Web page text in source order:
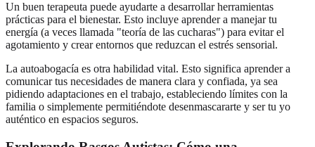
Un buen terapeuta puede ayudarte a desarrollar herramientas
prácticas para el bienestar. Esto incluye aprender a manejar tu
energía (a veces llamada "teoría de las cucharas") para evitar el
agotamiento y crear entornos que reduzcan el estrés sensorial.
La autoabogacía es otra habilidad vital. Esto significa aprender a
comunicar tus necesidades de manera clara y confiada, ya sea
pidiendo adaptaciones en el trabajo, estableciendo límites con la
familia o simplemente permitiéndote desenmascararte y ser tu yo
auténtico en espacios seguros.